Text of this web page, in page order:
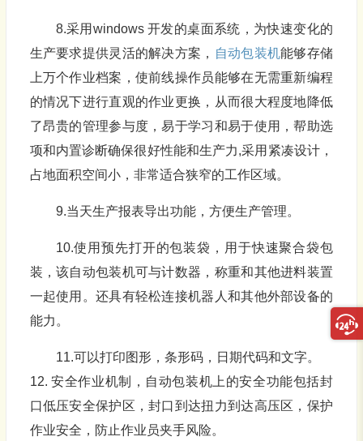
8.采用windows 开发的桌面系统，为快速变化的
生产要求提供灵活的解决方案， 自动包装机能够存储
上万个作业档案，使前线操作员能够在无需重新编程
的情况下进行直观的作业更换，从而很大程度地降低
了昂贵的管理参与度，易于学习和易于使用，帮助选
项和内置诊断确保很好性能和生产力,采用紧凑设计，
占地面积空间小，非常适合狭窄的工作区域。
9.当天生产报表导出功能，方便生产管理。
10.使用预先打开的包装袋，用于快速聚合袋包
装，该自动包装机可与计数器，称重和其他进料装置
一起使用。还具有轻松连接机器人和其他外部设备的
能力。
11.可以打印图形，条形码，日期代码和文字。
12. 安全作业机制，自动包装机上的安全功能包括封
口低压安全保护区，封口到达扭力到达高压区，保护
作业安全，防止作业员夹手风险。